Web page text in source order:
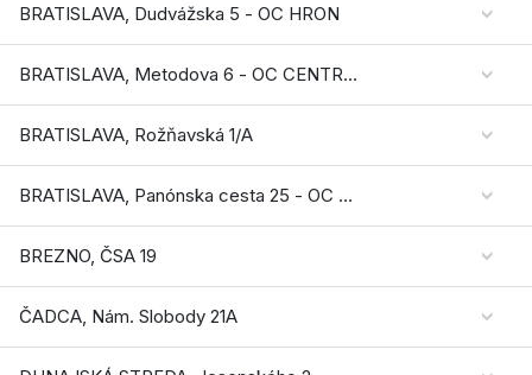
BRATISLAVA, Dudvážska 5 - OC HRON
BRATISLAVA, Metodova 6 - OC CENTRAL
BRATISLAVA, Rožňavská 1/A
BRATISLAVA, Panónska cesta 25 - OC Galéria Petržalka
BREZNO, ČSA 19
ČADCA, Nám. Slobody 21A